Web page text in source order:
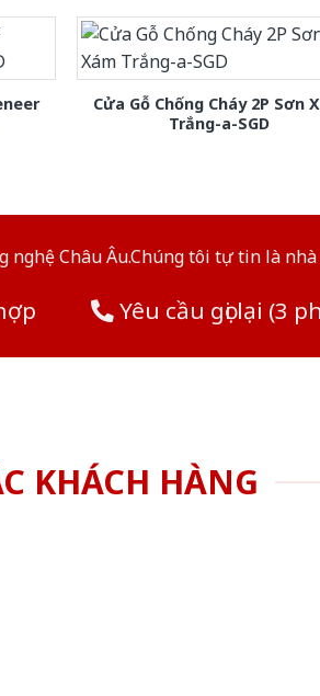
Cửa Gỗ Chống Cháy 2P Sơn
Trắng-a-SGD
Châu Âu.Chúng tôi tự tin là
Yêu cầu gọi lại (3
KHÁCH HÀNG